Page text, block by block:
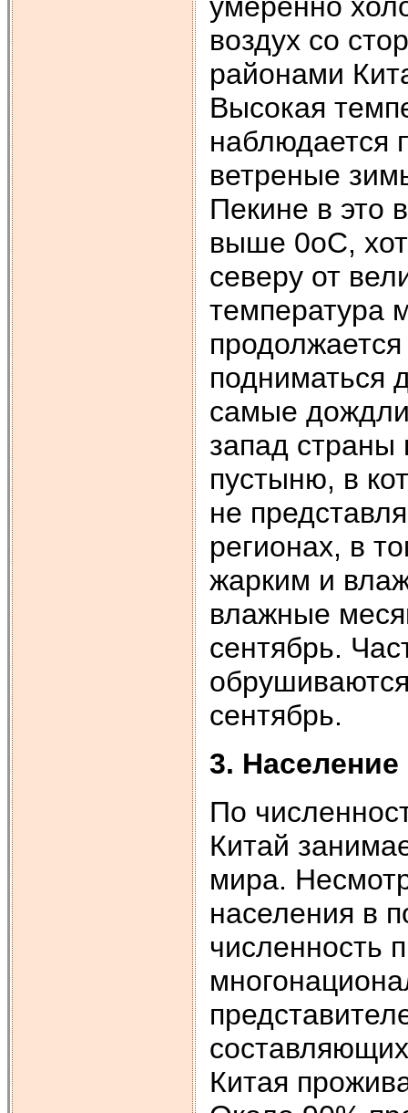
воздух со
районами
Высокая
наблюдается
ветреные
Пекине в это
выше 0оС,
северу от
температура
подниматься
самые
запад страны
пустыню, в
не
регионах, в
жарким и
влажные
сентябрь.
сентябрь.
3. Население
По
Китай
мира.
населения в
численность
Китая